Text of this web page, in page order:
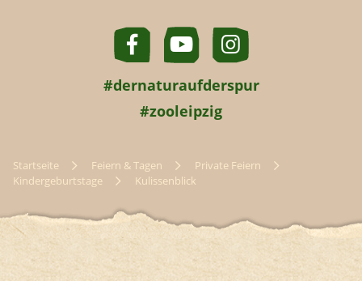
#dernaturaufderspur
#zooleipzig
Startseite Feiern & Tagen
Private Feiern
Kindergeburtstage
Kulissenblick